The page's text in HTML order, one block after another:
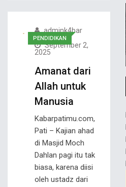
PENDIDIKAN
admink4bar
September 2,
2025
Amanat dari
Allah untuk
Manusia
Kabarpatimu.com,
Pati – Kajian ahad
di Masjid Moch
Dahlan pagi itu tak
biasa, karena diisi
oleh ustadz dari